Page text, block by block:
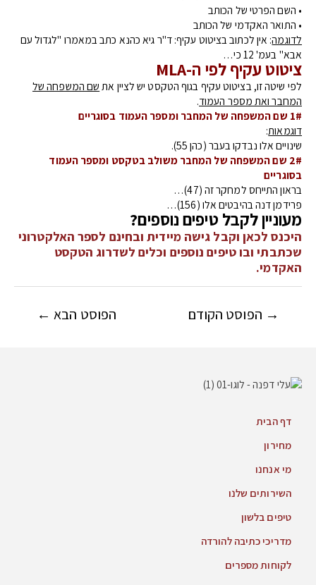
• השם הפרטי של הכותב
• התואר האקדמי של הכותב
לדוגמה: אין לכתוב בציטוט עקיף: ד"ר גיא כהנא כתב במאמרו "לגדול עם
אבא" בעמ' 12 כי…
ציטוט עקיף לפי ה-MLA
לפי שיטה זו, בציטוט עקיף בגוף הטקסט יש לציין את שם המשפחה של
המחבר ואת מספר העמוד.
1# שם המשפחה של המחבר ומספר העמוד בסוגריים
דוגמאות:
שינויים אלו נבדקו בעבר (כהן 55).
2# שם המשפחה של המחבר משולב בטקסט ומספר העמוד
בסוגריים
בראון התייחס למחקר זה (47)…
פרידמן דנה בהיבטים אלו (156)…
מעוניין לקבל טיפים נוספים?
היכנס לכאן וקבל גישה מיידית ובחינם לספר האלקטרוני
שכתבתי ובו טיפים נוספים וכלים לשדרוג הטקסט
האקדמי.
→ הפוסט הקודם הפוסט הבא ←
דף הבית
מחירון
מי אנחנו
השירותים שלנו
טיפים בלשון
מדריכי כתיבה להורדה
לקוחות מספרים